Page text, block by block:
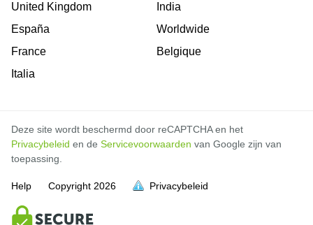
vol is
vol is
vol is
vol is
vol is
vol is
vol is
vol is
vol is
vol is
United Kingdom
España
France
Italia
India
Worldwide
Belgique
Deze site wordt beschermd door reCAPTCHA en het
Privacybeleid en de Servicevoorwaarden van Google zijn van
toepassing.
Help Copyright 2026 Privacybeleid